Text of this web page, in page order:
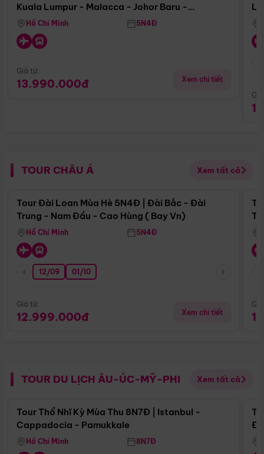
Kuala Lumpur - Malacca - Johor Baru -
Singapore
Hồ Chí Minh 5N4Đ
Giá từ:
13.990.000đ Xem chi tiết
TOUR CHÂU Á Xem tất cả
Điểm nổi bật
Tour Đài Loan Mùa Hè 5N4Đ | Đài Bắc - Đài
Trung - Nam Đầu - Cao Hùng ( Bay Vn)
Hồ Chí Minh 5N4Đ
12/09 01/10
Giá từ:
12.999.000đ Xem chi tiết
TOUR DU LỊCH ÂU-ÚC-MỸ-PHI Xem tất cả
Điểm nổi bật
Tour Thổ Nhĩ Kỳ Mùa Thu 8N7Đ | Istanbul -
Cappadocia - Pamukkale
Hồ Chí Minh 8N7Đ